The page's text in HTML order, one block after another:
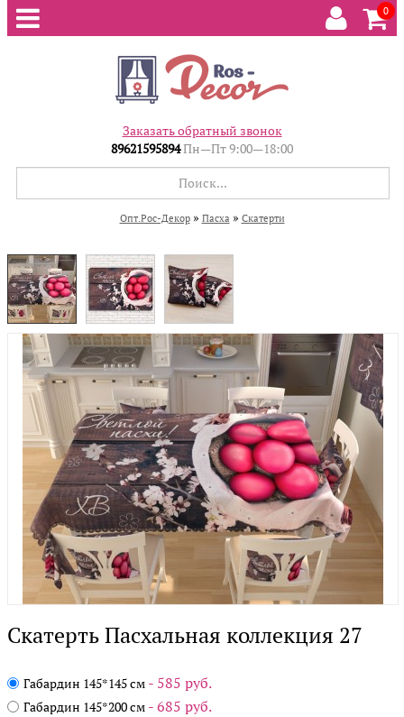
0
Заказать обратный звонок
89621595894Пн—Пт 9:00—18:00
Опт.Рос-Декор » Пасха » Скатерти
Скатерть Пасхальная коллекция 27
Габардин 145*145 см - 585 руб.
Габардин 145*200 см - 685 руб.